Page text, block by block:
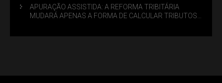
APURAÇÃO ASSISTIDA: A REFORMA TRIBITÁRIA
MUDARÁ APENAS A FORMA DE CALCULAR TRIBUTOS